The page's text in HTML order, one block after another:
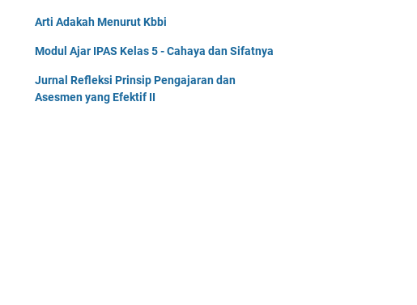
Arti Adakah Menurut Kbbi
Modul Ajar IPAS Kelas 5 - Cahaya dan Sifatnya
Jurnal Refleksi Prinsip Pengajaran dan
Asesmen yang Efektif II